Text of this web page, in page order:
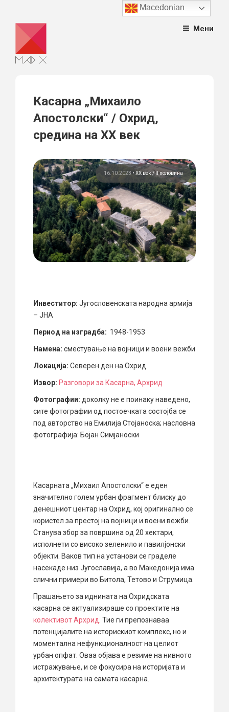
content
Мени
Касарна „Михаило
Апостолски“ / Охрид,
средина на XX век
16.10.2023 • ХХ век / II половина
Инвеститор: Југословенската народна армија
– ЈНА
Период на изградба: 1948-1953
Намена: сместување на војници и воени вежби
Локација: Северен ден на Охрид
Извор: Разговори за Касарна, Архрид
Фотографии: доколку не е поинаку наведено,
сите фотографии од постоечката состојба се
под авторство на Емилија Стојаноска; насловна
фотографија: Бојан Симјаноски
Касарната „Михаил Апостолски“ е еден
значително голем урбан фрагмент блиску до
денешниот центар на Охрид, кој оригинално се
користел за престој на војници и воени вежби.
Станува збор за површина од 20 хектари,
исполнети со високо зеленило и павилјонски
објекти. Ваков тип на установи се граделе
насекаде низ Југославија, а во Македонија има
слични примери во Битола, Тетово и Струмица.
Прашањето за иднината на Охридската
касарна се актуализираше со проектите на
колективот Архрид. Тие ги препознаваа
потенцијалите на историскиот комплекс, но и
моментална нефункционалност на целиот
урбан опфат. Оваа објава е резиме на нивното
истражување, и се фокусира на историјата и
архитектурата на самата касарна.
Macedonian